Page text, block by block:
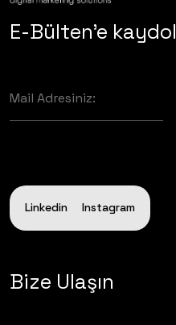
E-Bülten'e kaydol
Linkedin Instagram
Bize Ulaşın